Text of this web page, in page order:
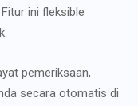
ini fleksible
pemeriksaan,
secara otomatis di